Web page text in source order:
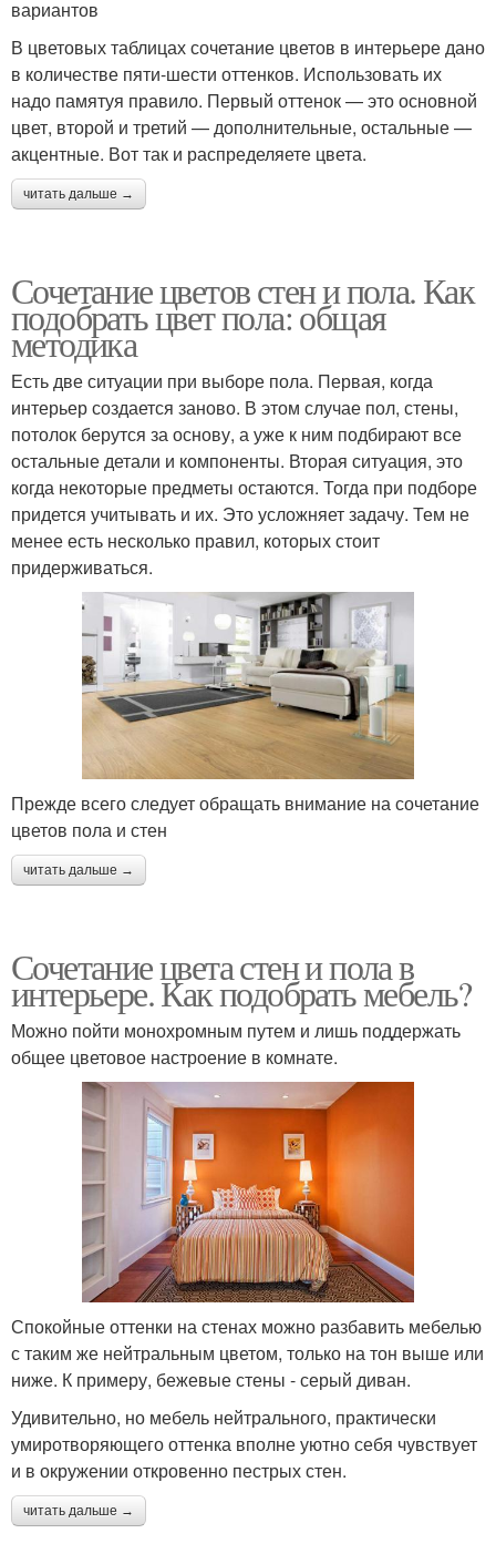
вариантов
В цветовых таблицах сочетание цветов в интерьере дано
в количестве пяти-шести оттенков. Использовать их
надо памятуя правило. Первый оттенок — это основной
цвет, второй и третий — дополнительные, остальные —
акцентные. Вот так и распределяете цвета.
читать дальше →
Сочетание цветов стен и пола. Как
подобрать цвет пола: общая
методика
Есть две ситуации при выборе пола. Первая, когда
интерьер создается заново. В этом случае пол, стены,
потолок берутся за основу, а уже к ним подбирают все
остальные детали и компоненты. Вторая ситуация, это
когда некоторые предметы остаются. Тогда при подборе
придется учитывать и их. Это усложняет задачу. Тем не
менее есть несколько правил, которых стоит
придерживаться.
Прежде всего следует обращать внимание на сочетание
цветов пола и стен
читать дальше →
Сочетание цвета стен и пола в
интерьере. Как подобрать мебель?
Можно пойти монохромным путем и лишь поддержать
общее цветовое настроение в комнате.
Спокойные оттенки на стенах можно разбавить мебелью
с таким же нейтральным цветом, только на тон выше или
ниже. К примеру, бежевые стены - серый диван.
Удивительно, но мебель нейтрального, практически
умиротворяющего оттенка вполне уютно себя чувствует
и в окружении откровенно пестрых стен.
читать дальше →